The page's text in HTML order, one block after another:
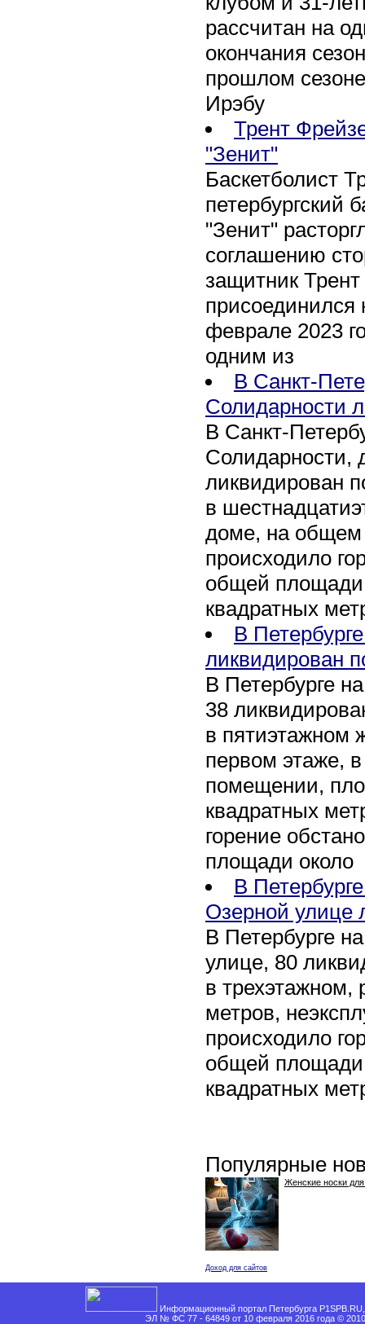
рассчитан на
окончания
прошлом
Ирэбу
Трент
"Зенит"
Баскетболист
петербургский
"Зенит"
соглашению
защитник
присоединился
феврале 2023
одним из
В Санкт-
Солидарности
В Санкт-
Солидарности,
ликвидирован
в
доме, на общем
происходило
общей площади
квадратных
В
ликвидирован
В Петербурге
38
в пятиэтажном
первом этаже,
помещении,
квадратных
горение
площади около
В
Озерной улице
В Петербурге
улице, 80
в трехэтажном,
метров,
происходило
общей площади
квадратных
Популярные
Женские носки
Доход для сайтов
Информационный портал Петербурга
ЭЛ № ФС 77 - 64849 от 10 февраля 2016 года ©